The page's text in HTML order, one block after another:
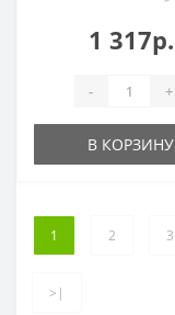
1 317р.
- +
В КОРЗИНУ
1 2 3
>|